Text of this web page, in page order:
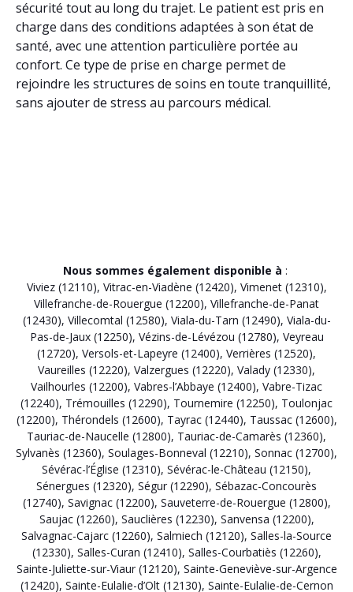
sécurité tout au long du trajet. Le patient est pris en
charge dans des conditions adaptées à son état de
santé, avec une attention particulière portée au
confort. Ce type de prise en charge permet de
rejoindre les structures de soins en toute tranquillité,
sans ajouter de stress au parcours médical.
Nous sommes également disponible à :
Viviez (12110), Vitrac-en-Viadène (12420), Vimenet (12310),
Villefranche-de-Rouergue (12200), Villefranche-de-Panat
(12430), Villecomtal (12580), Viala-du-Tarn (12490), Viala-du-
Pas-de-Jaux (12250), Vézins-de-Lévézou (12780), Veyreau
(12720), Versols-et-Lapeyre (12400), Verrières (12520),
Vaureilles (12220), Valzergues (12220), Valady (12330),
Vailhourles (12200), Vabres-l’Abbaye (12400), Vabre-Tizac
(12240), Trémouilles (12290), Tournemire (12250), Toulonjac
(12200), Thérondels (12600), Tayrac (12440), Taussac (12600),
Tauriac-de-Naucelle (12800), Tauriac-de-Camarès (12360),
Sylvanès (12360), Soulages-Bonneval (12210), Sonnac (12700),
Sévérac-l’Église (12310), Sévérac-le-Château (12150),
Sénergues (12320), Ségur (12290), Sébazac-Concourès
(12740), Savignac (12200), Sauveterre-de-Rouergue (12800),
Saujac (12260), Sauclières (12230), Sanvensa (12200),
Salvagnac-Cajarc (12260), Salmiech (12120), Salles-la-Source
(12330), Salles-Curan (12410), Salles-Courbatiès (12260),
Sainte-Juliette-sur-Viaur (12120), Sainte-Geneviève-sur-Argence
(12420), Sainte-Eulalie-d’Olt (12130), Sainte-Eulalie-de-Cernon